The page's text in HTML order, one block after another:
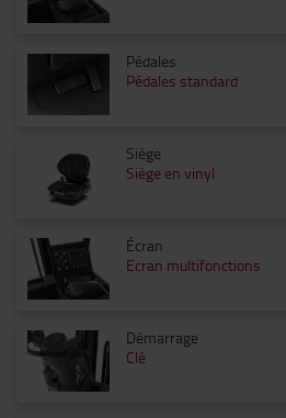
Pédales
Pédales standard
Siège
Siège en vinyl
Écran
Ecran multifonctions
Démarrage
Clé